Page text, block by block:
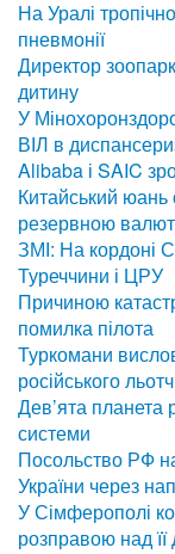
На Уралі
пневмонії
Директор
дитину
У
ВІЛ в
Alibaba і SAIC
Китайський
резервною
ЗМІ: На кордоні
Туреччини і ЦРУ
Причиною
помилка пілота
Туркомани
російського
Дев’ята планета
системи
Посольство РФ
України через
У Сімферополі
розправою над